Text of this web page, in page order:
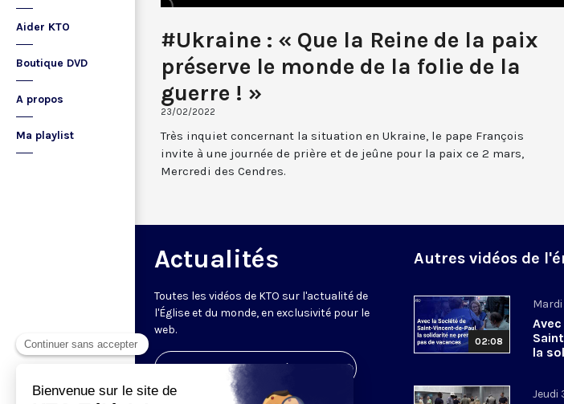
Aider KTO
Boutique DVD
A propos
Ma playlist
#Ukraine : « Que la Reine de la paix
préserve le monde de la folie de la
guerre ! »
23/02/2022
Très inquiet concernant la situation en Ukraine, le pape François
invite à une journée de prière et de jeûne pour la paix ce 2 mars,
Mercredi des Cendres.
Actualités
Toutes les vidéos de KTO sur l'actualité de
l'Église et du monde, en exclusivité pour le
web.
Visiter la page de l'émission
Autres vidéos de
02:08
la
Jeudi